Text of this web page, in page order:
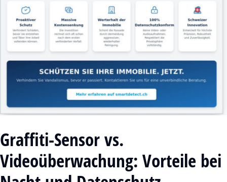
Graffiti-Sensor vs.
Videoüberwachung: Vorteile bei